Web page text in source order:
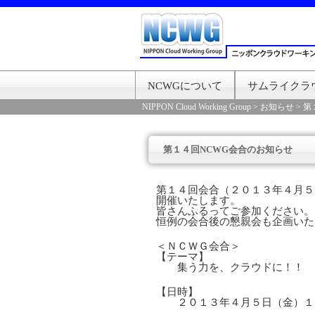
NCWGについて サムライクラ
NIPPON Cloud Working Group > お知らせ > 第
第１４回NCWG会合のお知らせ
第１４回会合（２０１３年４月
開催いたします。
皆さんふるってご参加ください。
恒例の会合後の懇親会も企画い
＜ＮＣＷＧ会合＞
【テーマ】
集う力を、クラウドに！！
【日時】
２０１３年４月５日（金）１